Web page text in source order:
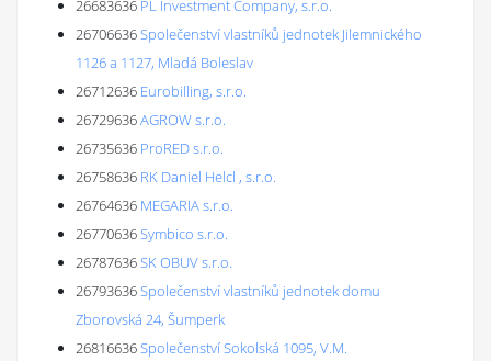
26683636 PL Investment Company, s.r.o.
26706636Společenství vlastníků jednotek Jilemnického
1126 a 1127, Mladá Boleslav
26712636 Eurobilling, s.r.o.
26729636AGROW s.r.o.
26735636 ProRED s.r.o.
26758636 RK Daniel Helcl , s.r.o.
26764636 MEGARIA s.r.o.
26770636Symbico s.r.o.
26787636SK OBUV s.r.o.
26793636Společenství vlastníků jednotek domu
Zborovská 24, Šumperk
26816636Společenství Sokolská 1095, V.M.